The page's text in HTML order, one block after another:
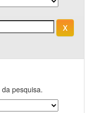
pesquisa.